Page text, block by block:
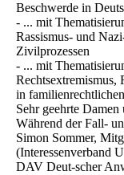
Beschwerde in
- ... mit
Rassismus- und
Zivilprozessen
- ... mit
Rechtsextremismus,
in
Sehr geehrte Damen
Während der Fall-
Simon Sommer,
(Interessenverband
DAV Deut-scher